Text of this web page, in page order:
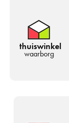
thuiswinkel
waarborg